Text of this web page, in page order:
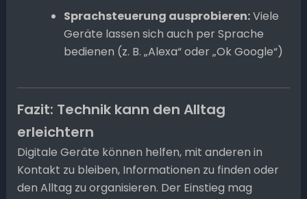
Sprachsteuerung ausprobieren:Viele
Geräte lassen sich auch per Sprache
bedienen (z. B. „Alexa“ oder „Ok Google“)
Fazit: Technik kann den Alltag
erleichtern
Digitale Geräte können helfen, mit anderen in
Kontakt zu bleiben, Informationen zu finden oder
den Alltag zu organisieren. Der Einstieg mag